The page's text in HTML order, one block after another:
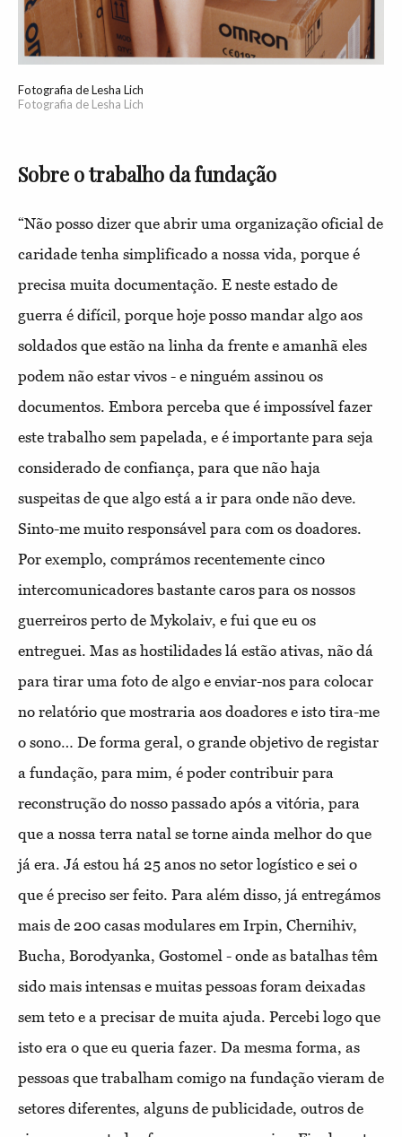
Fotografia de Lesha Lich
Fotografia de Lesha Lich
Sobre o trabalho da fundação
“Não posso dizer que abrir uma organização oficial de
caridade tenha simplificado a nossa vida, porque é
precisa muita documentação. E neste estado de
guerra é difícil, porque hoje posso mandar algo aos
soldados que estão na linha da frente e amanhã eles
podem não estar vivos - e ninguém assinou os
documentos. Embora perceba que é impossível fazer
este trabalho sem papelada, e é importante para seja
considerado de confiança, para que não haja
suspeitas de que algo está a ir para onde não deve.
Sinto-me muito responsável para com os doadores.
Por exemplo, comprámos recentemente cinco
intercomunicadores bastante caros para os nossos
guerreiros perto de Mykolaiv, e fui que eu os
entreguei. Mas as hostilidades lá estão ativas, não dá
para tirar uma foto de algo e enviar-nos para colocar
no relatório que mostraria aos doadores e isto tira-me
o sono… De forma geral, o grande objetivo de registar
a fundação, para mim, é poder contribuir para
reconstrução do nosso passado após a vitória, para
que a nossa terra natal se torne ainda melhor do que
já era. Já estou há 25 anos no setor logístico e sei o
que é preciso ser feito. Para além disso, já entregámos
mais de 200 casas modulares em Irpin, Chernihiv,
Bucha, Borodyanka, Gostomel - onde as batalhas têm
sido mais intensas e muitas pessoas foram deixadas
sem teto e a precisar de muita ajuda. Percebi logo que
isto era o que eu queria fazer. Da mesma forma, as
pessoas que trabalham comigo na fundação vieram de
setores diferentes, alguns de publicidade, outros de